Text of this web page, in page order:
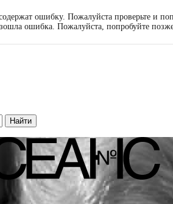
ошибку. Пожалуйста проверьте и
ошибка. Пожалуйста, попробуйте